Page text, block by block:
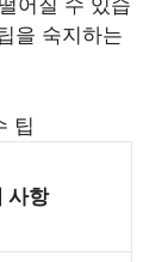
어질 수 있습
을 숙지하는
팁
사항